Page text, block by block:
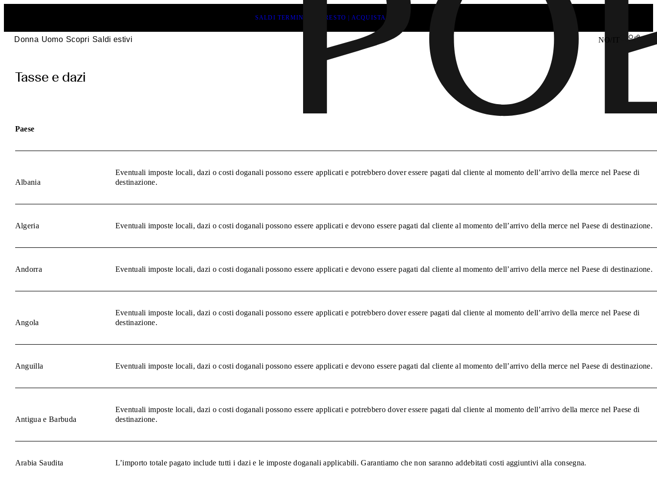
SALDI TERMINANO PRESTO | ACQUISTA ORA
Donna Uomo Scopri Saldi estivi NO/IT
pages.duties_and_taxes.h1
Tasse e dazi
Paese
Albania
Eventuali imposte locali, dazi o costi doganali possono essere applicati e potrebbero dover essere pagati dal cliente al momento dell’arrivo della merce nel Paese di
destinazione.
Algeria Eventuali imposte locali, dazi o costi doganali possono essere applicati e devono essere pagati dal cliente al momento dell’arrivo della merce nel Paese di destinazione.
Andorra Eventuali imposte locali, dazi o costi doganali possono essere applicati e devono essere pagati dal cliente al momento dell’arrivo della merce nel Paese di destinazione.
Angola
Eventuali imposte locali, dazi o costi doganali possono essere applicati e potrebbero dover essere pagati dal cliente al momento dell’arrivo della merce nel Paese di
destinazione.
Anguilla Eventuali imposte locali, dazi o costi doganali possono essere applicati e devono essere pagati dal cliente al momento dell’arrivo della merce nel Paese di destinazione.
Antigua e Barbuda
Eventuali imposte locali, dazi o costi doganali possono essere applicati e potrebbero dover essere pagati dal cliente al momento dell’arrivo della merce nel Paese di
destinazione.
Arabia Saudita L’importo totale pagato include tutti i dazi e le imposte doganali applicabili. Garantiamo che non saranno addebitati costi aggiuntivi alla consegna.